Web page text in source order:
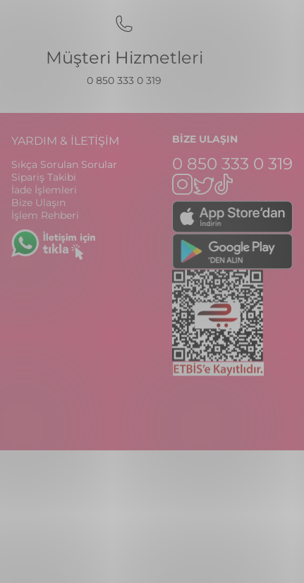
Müşteri Hizmetleri
0 850 333 0 319
YARDIM & İLETİŞİM
Sıkça Sorulan Sorular
Sipariş Takibi
İade İşlemleri
Bize Ulaşın
İşlem Rehberi
BİZE ULAŞIN
0 850 333 0 319